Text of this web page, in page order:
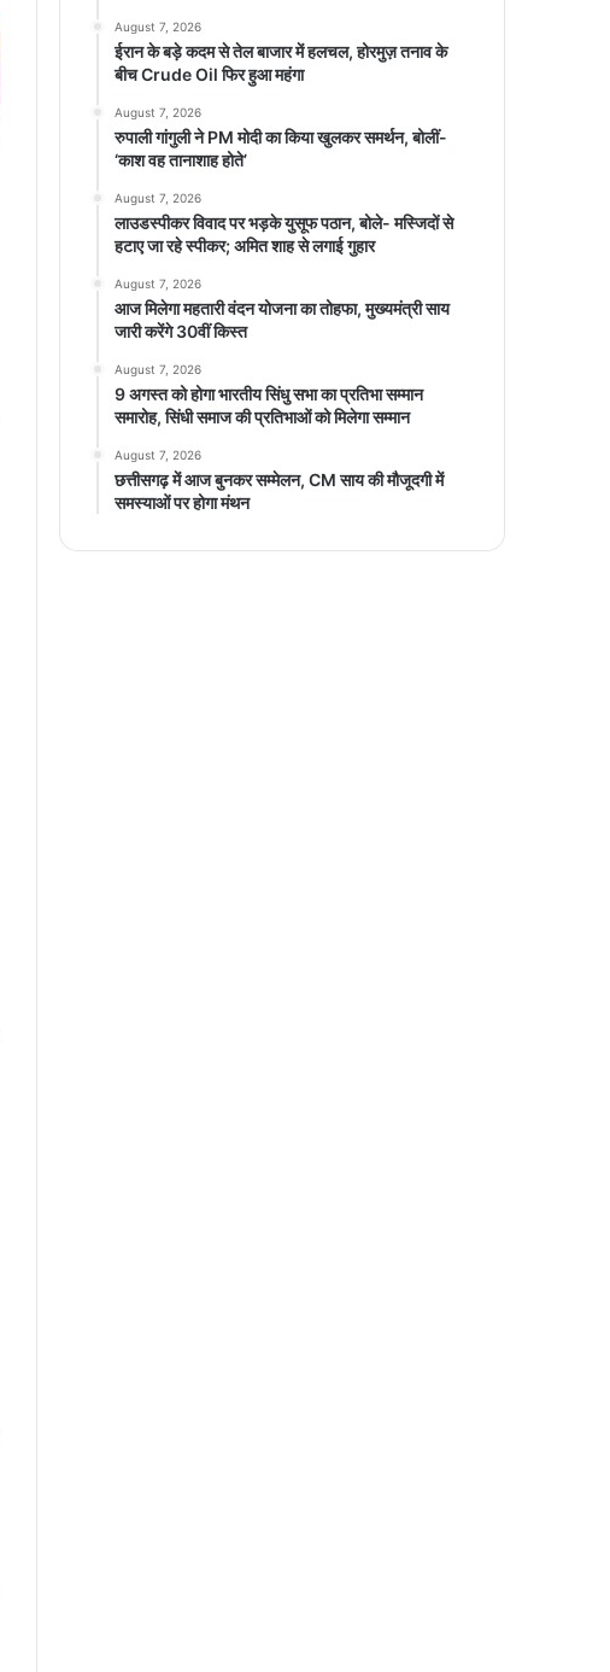
August 7, 2026
ईरान के बड़े कदम से तेल बाजार में हलचल, होरमुज़ तनाव के
बीच Crude Oil फिर हुआ महंगा
August 7, 2026
रुपाली गांगुली ने PM मोदी का किया खुलकर समर्थन, बोलीं-
‘काश वह तानाशाह होते’
August 7, 2026
लाउडस्पीकर विवाद पर भड़के युसूफ पठान, बोले- मस्जिदों से
हटाए जा रहे स्पीकर; अमित शाह से लगाई गुहार
August 7, 2026
आज मिलेगा महतारी वंदन योजना का तोहफा, मुख्यमंत्री साय
जारी करेंगे 30वीं किस्त
August 7, 2026
9 अगस्त को होगा भारतीय सिंधु सभा का प्रतिभा सम्मान
समारोह, सिंधी समाज की प्रतिभाओं को मिलेगा सम्मान
August 7, 2026
छत्तीसगढ़ में आज बुनकर सम्मेलन, CM साय की मौजूदगी में
समस्याओं पर होगा मंथन